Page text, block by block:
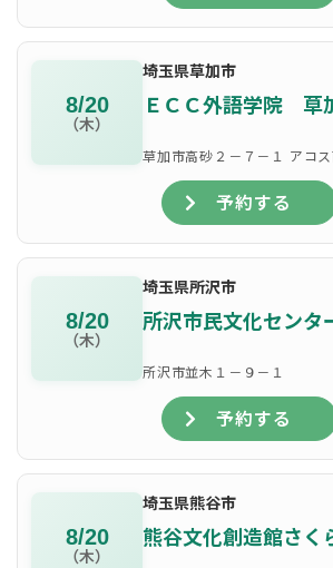
8/20
（木）
埼玉県草加市
ＥＣＣ外語学院 草
草加市高砂２－７－１ アコ
予約する
8/20
（木）
埼玉県所沢市
所沢市民文化センタ
所沢市並木１－９－１
予約する
8/20
（木）
埼玉県熊谷市
熊谷文化創造館さく